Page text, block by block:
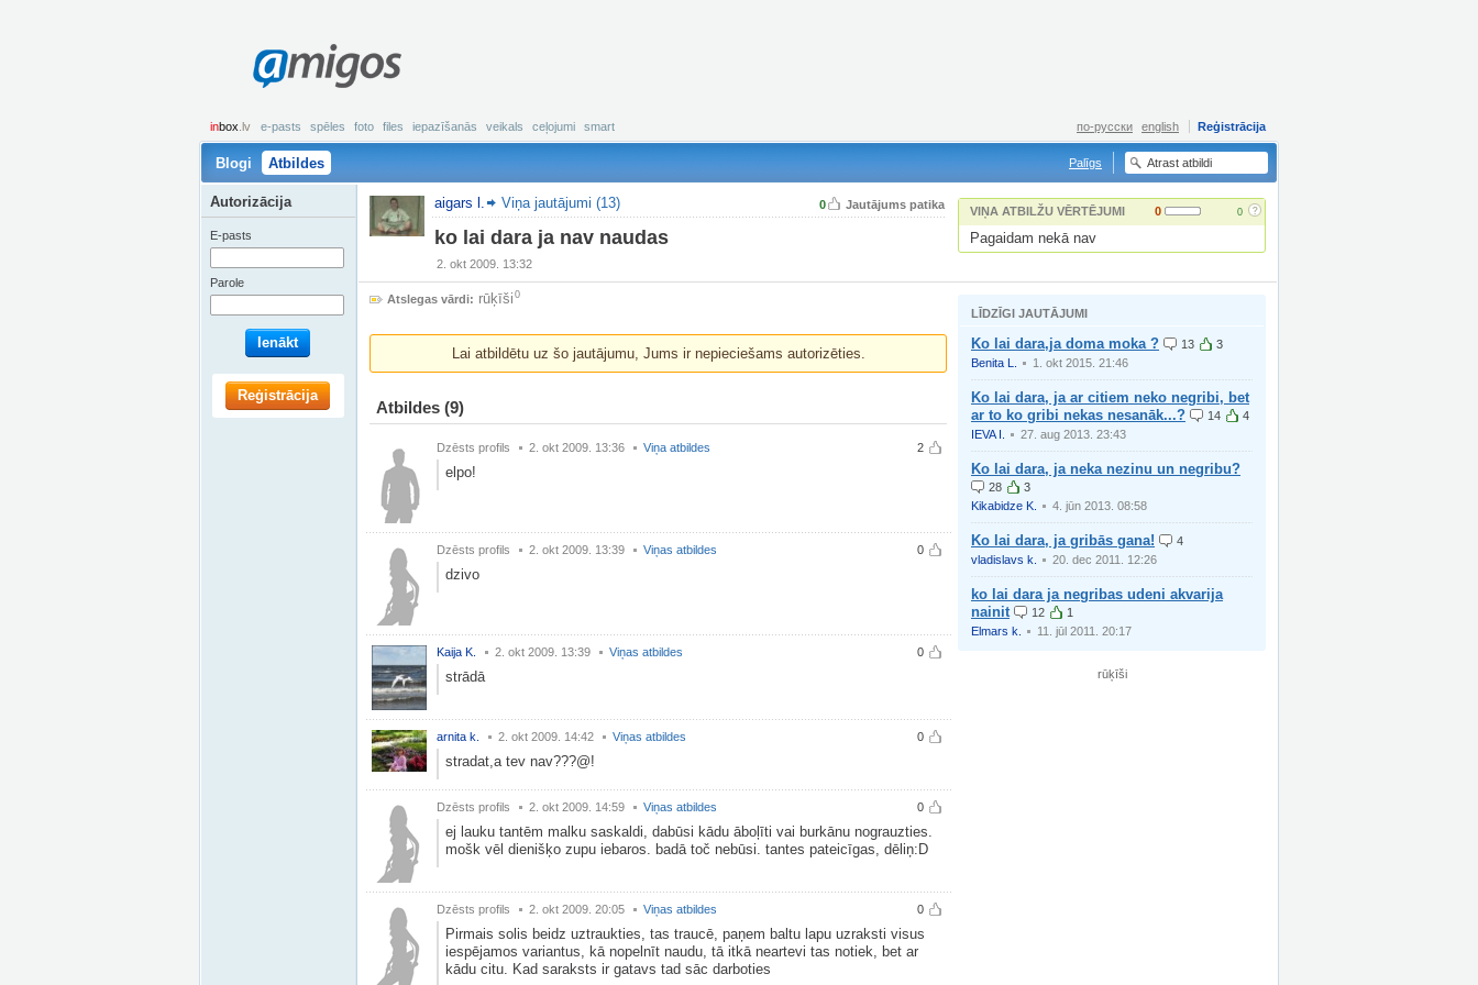
amigos
inbox .lv e-pasts spēles foto files iepazīšanās veikals ceļojumi smart Reģistrācija
по-русски english
Blogi Atbildes Palīgs
0 Jautājums patika
aigars l. Viņa jautājumi (13)
ko lai dara ja nav naudas
2. okt 2009. 13:32
VIŅA ATBILŽU VĒRTĒJUMI 0 0 ?
Pagaidam nekā nav
Atslegas vārdi: rūķīši 0
Lai atbildētu uz šo jautājumu, Jums ir nepieciešams autorizēties.
Atbildes (9)
2
Dzēsts profils 2. okt 2009. 13:36 Viņa atbildes
elpo!
0
Dzēsts profils 2. okt 2009. 13:39 Viņas atbildes
dzivo
0
Kaija K. 2. okt 2009. 13:39 Viņas atbildes
strādā
0
arnita k. 2. okt 2009. 14:42 Viņas atbildes
stradat,a tev nav???@!
0
Dzēsts profils 2. okt 2009. 14:59 Viņas atbildes
ej lauku tantēm malku saskaldi, dabūsi kādu āboļīti vai burkānu nograuzties.
mošk vēl dienišķo zupu iebaros. badā toč nebūsi. tantes pateicīgas, dēliņ:D
0
Dzēsts profils 2. okt 2009. 20:05 Viņas atbildes
Pirmais solis beidz uztraukties, tas traucē, paņem baltu lapu uzraksti visus
iespējamos variantus, kā nopelnīt naudu, tā itkā neartevi tas notiek, bet ar
kādu citu. Kad saraksts ir gatavs tad sāc darboties
LĪDZĪGI JAUTĀJUMI
Ko lai dara,ja doma moka ? 13
3
Benita L.
1. okt 2015. 21:46
Ko lai dara, ja ar citiem neko negribi, bet
ar to ko gribi nekas nesanāk...?
14
4
IEVA I.
27. aug 2013. 23:43
Ko lai dara, ja neka nezinu un negribu?
28
3
Kikabidze K.
4. jūn 2013. 08:58
Ko lai dara, ja gribās gana!
4
vladislavs k.
20. dec 2011. 12:26
ko lai dara ja negribas udeni akvarija
nainit
12
1
Elmars k.
11. jūl 2011. 20:17
rūķīši
Autorizācija
E-pasts
Parole
Ienākt
Reģistrācija